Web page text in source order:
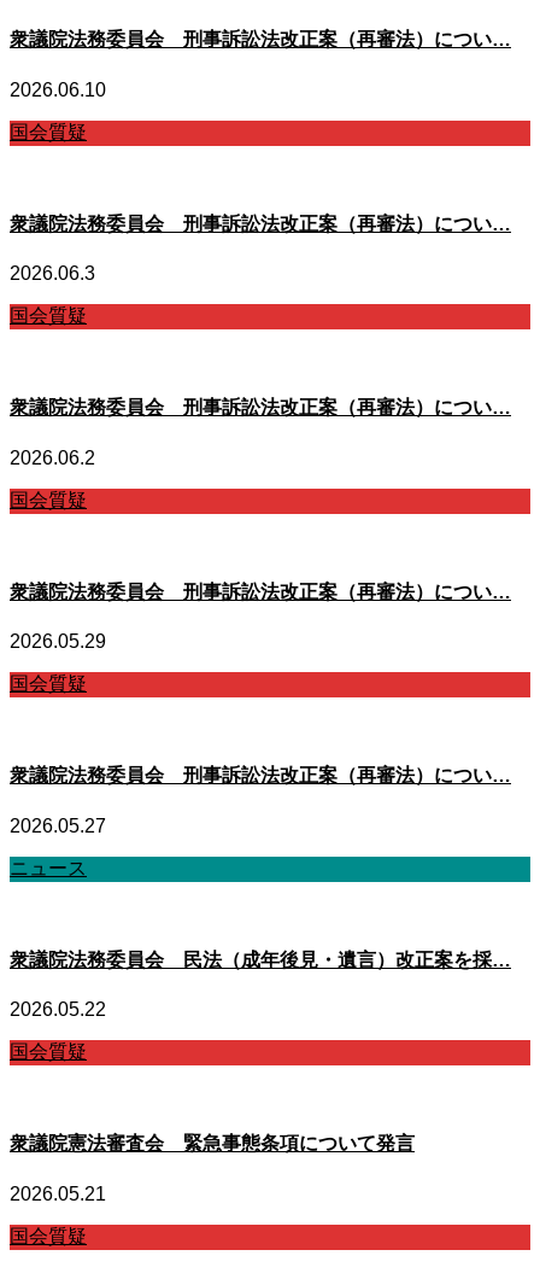
衆議院法務委員会 刑事訴訟法改正案（再審法）につい…
2026.06.10
国会質疑
衆議院法務委員会 刑事訴訟法改正案（再審法）につい…
2026.06.3
国会質疑
衆議院法務委員会 刑事訴訟法改正案（再審法）につい…
2026.06.2
国会質疑
衆議院法務委員会 刑事訴訟法改正案（再審法）につい…
2026.05.29
国会質疑
衆議院法務委員会 刑事訴訟法改正案（再審法）につい…
2026.05.27
ニュース
衆議院法務委員会 民法（成年後見・遺言）改正案を採…
2026.05.22
国会質疑
衆議院憲法審査会 緊急事態条項について発言
2026.05.21
国会質疑